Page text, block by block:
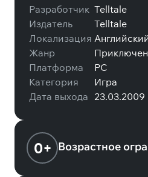
Разработчик Telltale
Издатель
Telltale
Локализация
Жанр
Платформа
PC
Категория
Игра
Дата выхода 23.03.2009
0+ Возрастное